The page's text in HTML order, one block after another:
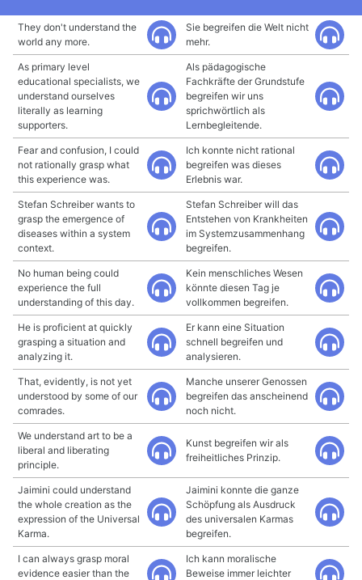
They don't understand the
world any more.
Sie begreifen die Welt nicht
mehr.
As primary level
educational specialists, we
understand ourselves
literally as learning
supporters.
Als pädagogische
Fachkräfte der Grundstufe
begreifen wir uns
sprichwörtlich als
Lernbegleitende.
Fear and confusion, I could
not rationally grasp what
this experience was.
Ich konnte nicht rational
begreifen was dieses
Erlebnis war.
Stefan Schreiber wants to
grasp the emergence of
diseases within a system
context.
Stefan Schreiber will das
Entstehen von Krankheiten
im Systemzusammenhang
begreifen.
No human being could
experience the full
understanding of this day.
Kein menschliches Wesen
könnte diesen Tag je
vollkommen begreifen.
He is proficient at quickly
grasping a situation and
analyzing it.
Er kann eine Situation
schnell begreifen und
analysieren.
That, evidently, is not yet
understood by some of our
comrades.
Manche unserer Genossen
begreifen das anscheinend
noch nicht.
We understand art to be a
liberal and liberating
principle.
Kunst begreifen wir als
freiheitliches Prinzip.
Jaimini could understand
the whole creation as the
expression of the Universal
Karma.
Jaimini konnte die ganze
Schöpfung als Ausdruck
des universalen Karmas
begreifen.
I can always grasp moral
evidence easier than the
Ich kann moralische
Beweise immer leichter